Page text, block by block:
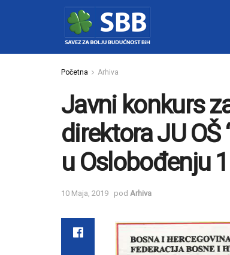
Početna Arhiva
Javni konkurs
direktora JU OŠ
u Oslobođenju
10 Maja, 2019 pod Arhiva